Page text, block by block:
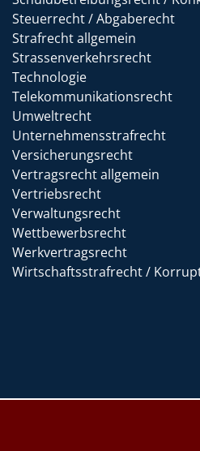
Steuerrecht / Abgaberecht
Strafrecht allgemein
Strassenverkehrsrecht
Technologie
Telekommunikationsrecht
Umweltrecht
Unternehmensstrafrecht
Versicherungsrecht
Vertragsrecht allgemein
Vertriebsrecht
Verwaltungsrecht
Wettbewerbsrecht
Werkvertragsrecht
Wirtschaftsstrafrecht /